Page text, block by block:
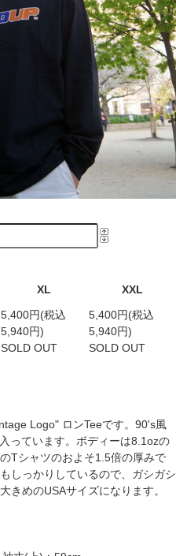
XL XXL
5,400円(税込
5,940円)
SOLD OUT
5,400円(税込
5,940円)
SOLD OUT
Logo" ロンTeeです。90's風
っています。ボディーは8.1ozの
Tシャツのおよそ1.5倍の厚みで
しっかりしているので、ガシガシ
きめのUSAサイズになります。